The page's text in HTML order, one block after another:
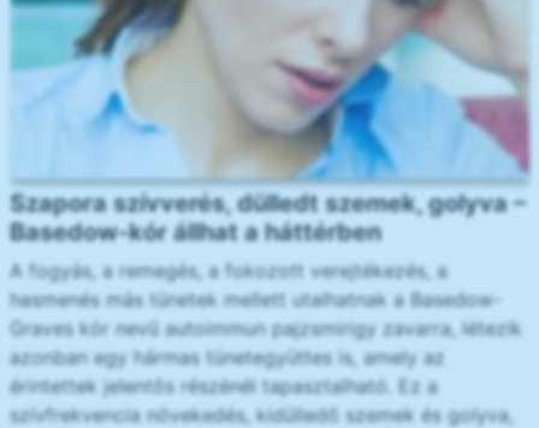
Szapora szívverés, dülledt szemek, golyva –
Basedow-kór állhat a háttérben
A fogyás, a remegés, a fokozott verejtékezés, a
hasmenés más tünetek mellett utalhatnak a Basedow-
Graves kór nevű autoimmun pajzsmirigy zavarra, létezik
azonban egy hármas tünetegyüttes is, amely az
érintettek jelentős részénél tapasztalható. Ez a
szívfrekvencia növekedés, kidülledő szemek és golyva,